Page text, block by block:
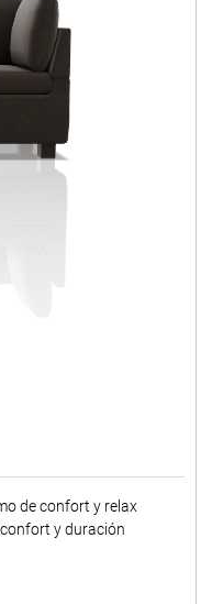
de confort y relax
y duración